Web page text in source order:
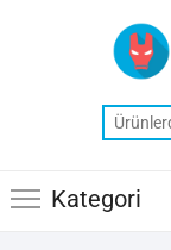
Kategori